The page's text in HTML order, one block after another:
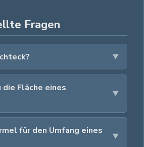
Fragen
Fläche eines
für den Umfang eines